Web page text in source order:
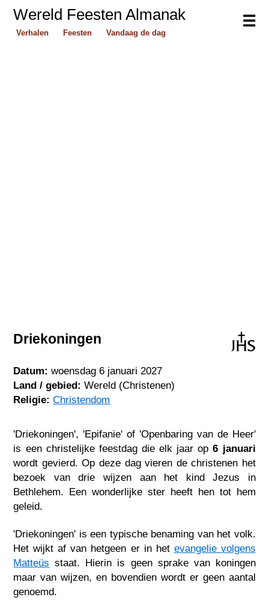
☰
Wereld Feesten Almanak
Verhalen Feesten Vandaag de dag
Driekoningen
Datum: woensdag 6 januari 2027
Land / gebied: Wereld (Christenen)
Religie: Christendom
'Driekoningen', 'Epifanie' of 'Openbaring van de Heer'
is een christelijke feestdag die elk jaar op6 januari
wordt gevierd. Op deze dag vieren de christenen het
bezoek van drie wijzen aan het kind Jezus in
Bethlehem. Een wonderlijke ster heeft hen tot hem
geleid.
'Driekoningen' is een typische benaming van het volk.
Het wijkt af van hetgeen er in het evangelie volgens
Matteüs staat. Hierin is geen sprake van koningen
maar van wijzen, en bovendien wordt er geen aantal
genoemd.